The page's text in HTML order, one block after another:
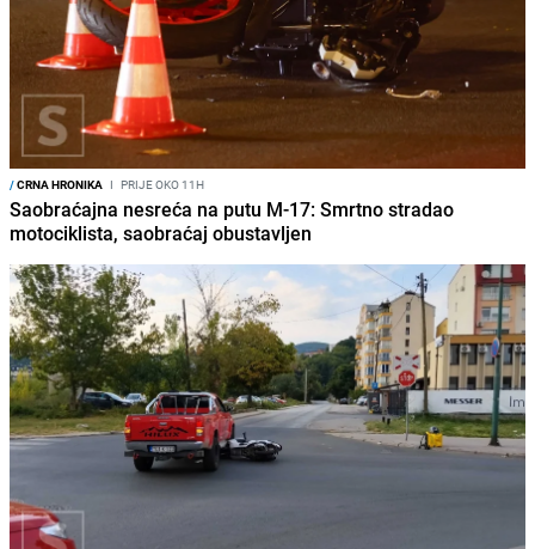
/CRNA HRONIKA I PRIJE OKO 11H
Saobraćajna nesreća na putu M-17: Smrtno stradao
motociklista, saobraćaj obustavljen